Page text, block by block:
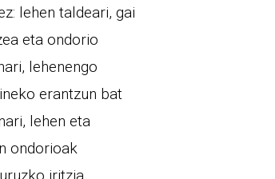
lehen taldeari, gai
eta ondorio
lehenengo
erantzun bat
lehen eta
ondorioak